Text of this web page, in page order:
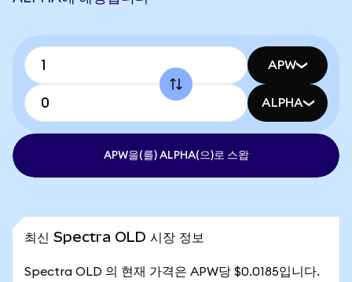
APW
ALPHA
APW을(를) ALPHA(으)로 스왑
최신 Spectra OLD 시장 정보
Spectra OLD 의 현재 가격은 APW당 $0.0185입니다.